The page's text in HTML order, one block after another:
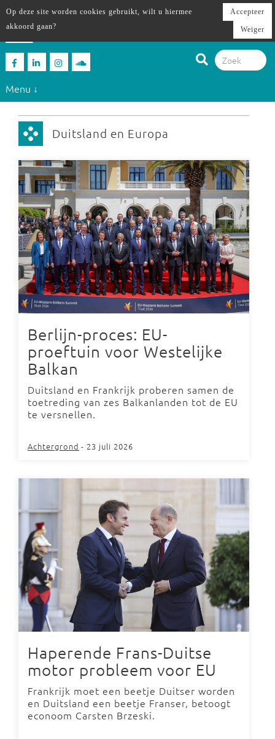
Menu ↓
Duitsland en Europa
Berlijn-proces: EU-
proeftuin voor Westelijke
Balkan
Duitsland en Frankrijk proberen samen de
toetreding van zes Balkanlanden tot de EU
te versnellen.
Achtergrond - 23 juli 2026
Haperende Frans-Duitse
motor probleem voor EU
Frankrijk moet een beetje Duitser worden
en Duitsland een beetje Franser, betoogt
econoom Carsten Brzeski.
Op deze site worden cookies gebruikt, wilt u hiermee
akkoord gaan?
Accepteer
Weiger